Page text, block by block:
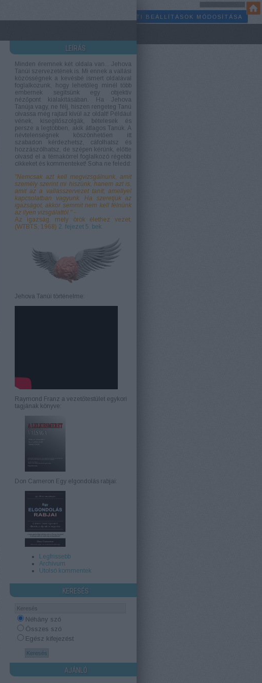
LEÍRÁS
Minden éremnek két oldala van... Jehova
Tanúi szervezetének is. Mi ennek a vallási
közösségnek a kevésbé ismert oldalával
foglalkozunk, hogy lehetőleg minél több
embernek segítsünk egy objektív
nézőpont kialakításában. Ha Jehova
Tanúja vagy, ne félj, hiszen rengeteg Tanú
olvassa még rajtad kívül az oldalt! Például
vének, kisegítőszolgák, bételesek és
persze a legtöbben, akik átlagos Tanúk. A
névtelenségnek köszönhetően itt
szabadon kérdezhetsz, cáfolhatsz és
hozzászólhatsz, de szépen kérünk, előtte
olvasd el a témakörrel foglalkozó régebbi
cikkeket és kommenteket! Soha ne feledd:
"Nemcsak azt kell megvizsgálnunk, amit
személy szerint mi hiszünk, hanem azt is,
amit az a vallásszervezet tanít, amellyel
kapcsolatban vagyunk. Ha szeretjük az
igazságot, akkor semmit nem kell félnünk
az ilyen vizsgálattól."-
Az igazság, mely örök élethez vezet,
(WTBTS, 1968) 2. fejezet 5. bek.
Jehova Tanúi történelme:
Raymond Franz a vezetőtestület egykori
tagjának könyve:
Don Cameron Egy elgondolás rabjai:
Legfrissebb
Archívum
Utolsó kommentek
KERESÉS
Néhány szó
Összes szó
Egész kifejezést
AJÁNLÓ
SÜTI BEÁLLÍTÁSOK MÓDOSÍTÁSA